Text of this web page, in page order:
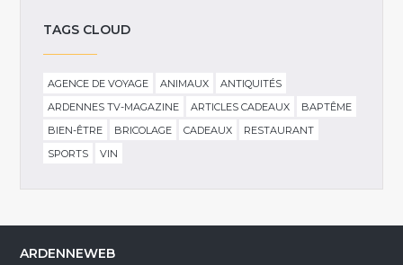
TAGS CLOUD
AGENCE DE VOYAGE ANIMAUX
ANTIQUITÉS
ARDENNES TV-MAGAZINE
ARTICLES CADEAUX
BAPTÊME
BIEN-ÊTRE
BRICOLAGE CADEAUX
RESTAURANT
SPORTS
VIN
ARDENNEWEB